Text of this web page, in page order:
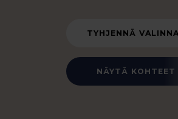
TYHJENNÄ
NÄYTÄ KOHTEET